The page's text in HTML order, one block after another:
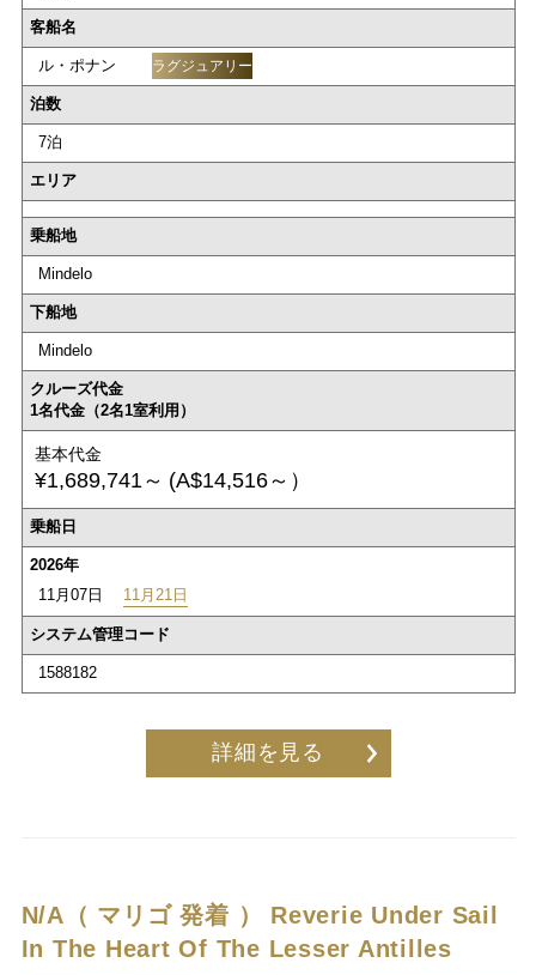
客船名
ル・ポナン ラグジュアリー
泊数
7泊
エリア
乗船地
Mindelo
下船地
Mindelo
クルーズ代金
1名代金（2名1室利用）
基本代金
¥1,689,741～ (A$14,516～）
乗船日
2026年
11月07日
11月21日
システム管理コード
1588182
詳細を見る
N/A（ マリゴ 発着 ） Reverie Under Sail
In The Heart Of The Lesser Antilles